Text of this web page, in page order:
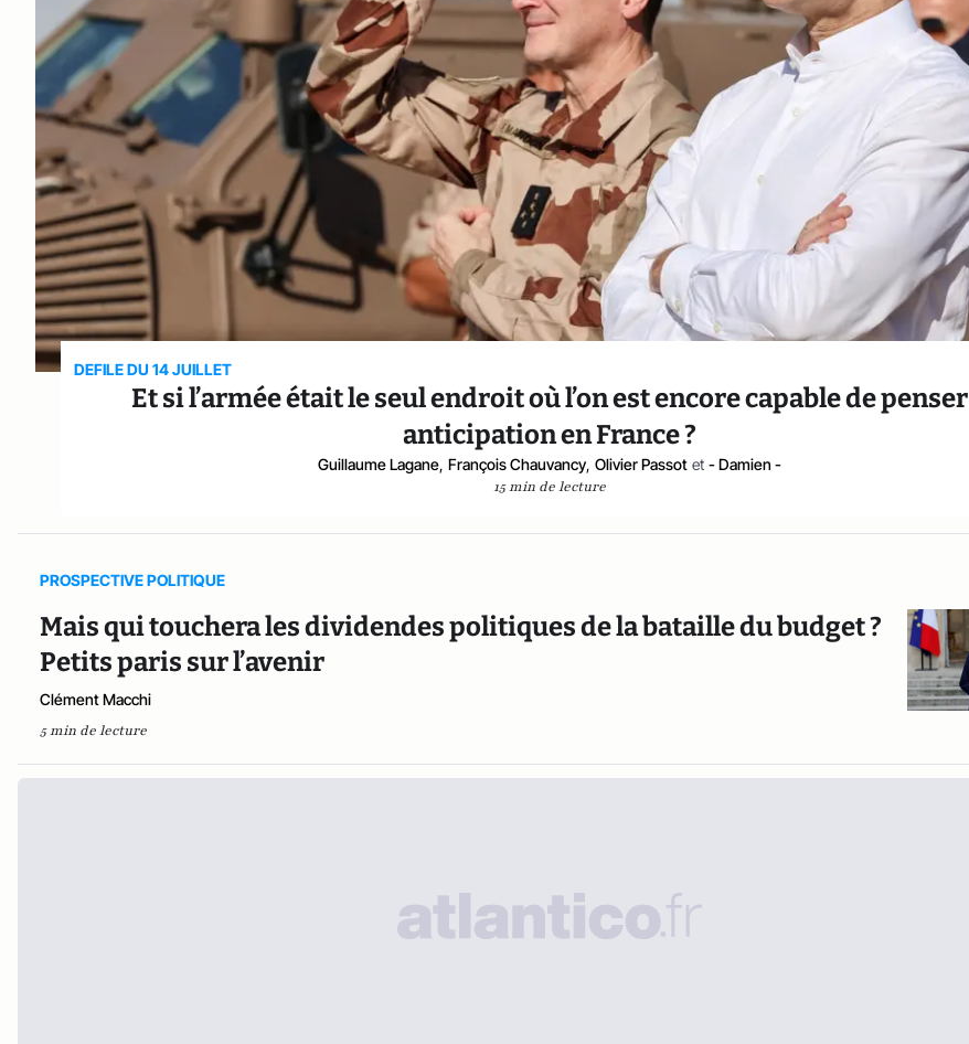
DEFILE DU 14 JUILLET
Et si l’armée était le seul endroit où l’on est encore capable de penser
anticipation en France ?
Guillaume Lagane, François Chauvancy, Olivier Passot et - Damien -
15 min de lecture
PROSPECTIVE POLITIQUE
Mais qui touchera les dividendes politiques de la bataille du budget ?
Petits paris sur l’avenir
Clément Macchi
5 min de lecture